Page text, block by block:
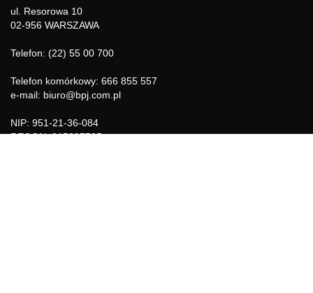
ul. Resorowa 10
02-956 WARSZAWA
Telefon: (22) 55 00 700
Telefon komórkowy: 666 855 557
e-mail: biuro@bpj.com.pl
NIP: 951-21-36-084
REGON: 015897725